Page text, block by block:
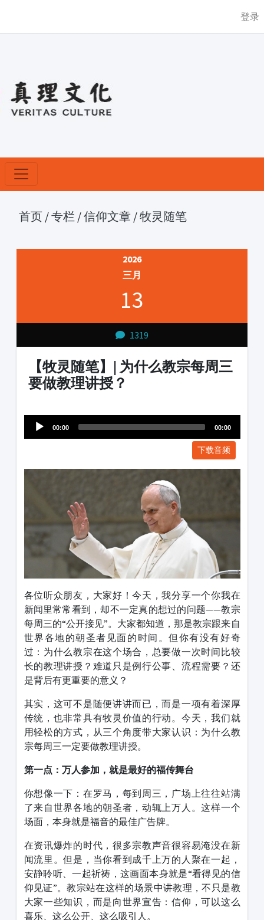
登录
首页 /专栏 /信仰文章 /牧灵随笔
2026
三月
13
1319
【牧灵随笔】| 为什么教宗每周三
要做教理讲授？
Player
00:00 00:00
下载音频
各位听众朋友，大家好！今天，我分享一个你我在
新闻里常常看到，却不一定真的想过的问题——教宗
每周三的“公开接见”。大家都知道，那是教宗跟来自
世界各地的朝圣者见面的时间。但你有没有好奇
过：为什么教宗在这个场合，总要做一次时间比较
长的教理讲授？难道只是例行公事、流程需要？还
是背后有更重要的意义？
其实，这可不是随便讲讲而已，而是一项有着深厚
传统，也非常具有牧灵价值的行动。今天，我们就
用轻松的方式，从三个角度带大家认识：为什么教
宗每周三一定要做教理讲授。
第一点：万人参加，就是最好的福传舞台
你想像一下：在罗马，每到周三，广场上往往站满
了来自世界各地的朝圣者，动辄上万人。这样一个
场面，本身就是福音的最佳广告牌。
在资讯爆炸的时代，很多宗教声音很容易淹没在新
闻流里。但是，当你看到成千上万的人聚在一起，
安静聆听、一起祈祷，这画面本身就是“看得见的信
仰见证”。教宗站在这样的场景中讲教理，不只是教
大家一些知识，而是向世界宣告：信仰，可以这么
喜乐、这么公开、这么吸引人。